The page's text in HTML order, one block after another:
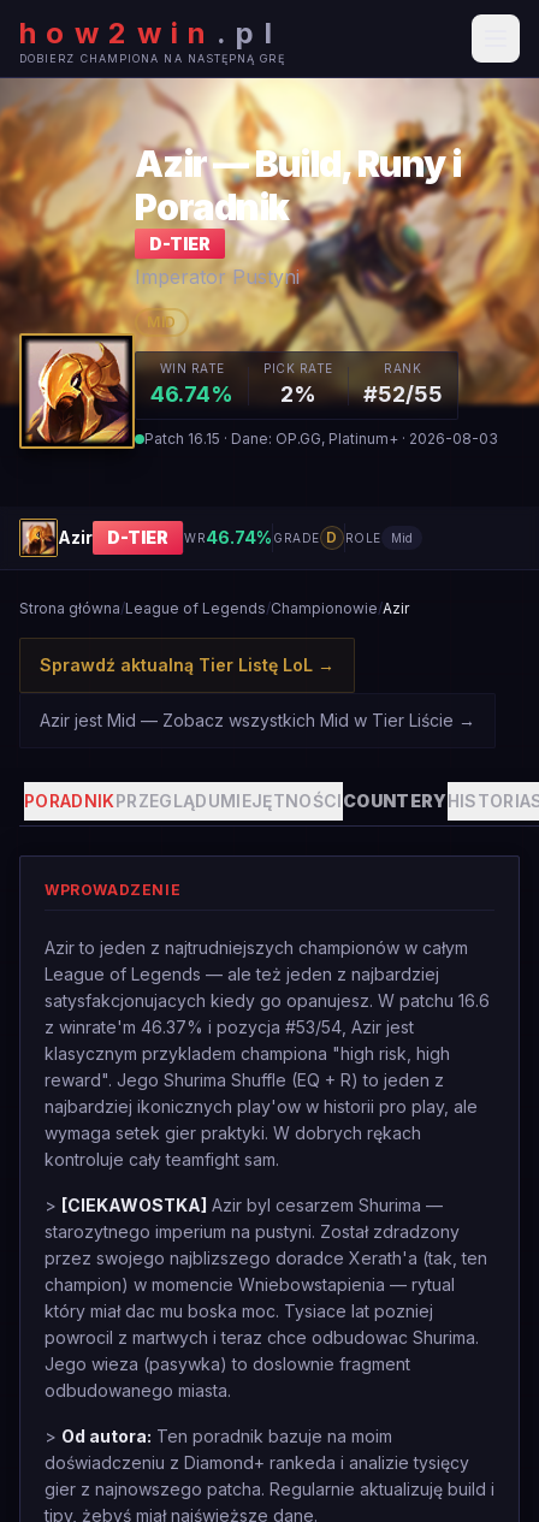
how2win . pl
DOBIERZ CHAMPIONA NA NASTĘPNĄ GRĘ
Azir — Build, Runy i
Poradnik
D-TIER
Imperator Pustyni
MID
WIN RATE
46.74%
PICK RATE
2%
RANK
#52/55
Patch 16.15 · Dane: OP.GG, Platinum+ · 2026-08-03
Azir D-TIER WR46.74% GRADE D ROLE Mid
Strona główna/League of Legends/Championowie/Azir
Sprawdź aktualną Tier Listę LoL →
Azir jest Mid — Zobacz wszystkich Mid w Tier Liście →
PORADNIKPRZEGLĄDUMIEJĘTNOŚCICOUNTERYHISTORIA
WPROWADZENIE
Azir to jeden z najtrudniejszych championów w całym
League of Legends — ale też jeden z najbardziej
satysfakcjonujacych kiedy go opanujesz. W patchu 16.6
z winrate'm 46.37% i pozycja #53/54, Azir jest
klasycznym przykladem championa "high risk, high
reward". Jego Shurima Shuffle (EQ + R) to jeden z
najbardziej ikonicznych play'ow w historii pro play, ale
wymaga setek gier praktyki. W dobrych rękach
kontroluje cały teamfight sam.
> [CIEKAWOSTKA] Azir byl cesarzem Shurima —
starozytnego imperium na pustyni. Został zdradzony
przez swojego najblizszego doradce Xerath'a (tak, ten
champion) w momencie Wniebowstapienia — rytual
który miał dac mu boska moc. Tysiace lat pozniej
powrocil z martwych i teraz chce odbudowac Shurima.
Jego wieza (pasywka) to doslownie fragment
odbudowanego miasta.
> Od autora: Ten poradnik bazuje na moim
doświadczeniu z Diamond+ rankeda i analizie tysięcy
gier z najnowszego patcha. Regularnie aktualizuję build i
tipy, żebyś miał najświeższe dane.